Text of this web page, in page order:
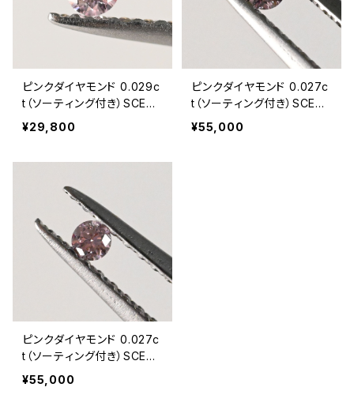
ピンクダイヤモンド 0.029c
t（ソーティング付き）SCE94
72
¥29,800
ピンクダイヤモンド 0.027c
t（ソーティング付き）SCE94
71
¥55,000
ピンクダイヤモンド 0.027c
t（ソーティング付き）SCE94
70
¥55,000